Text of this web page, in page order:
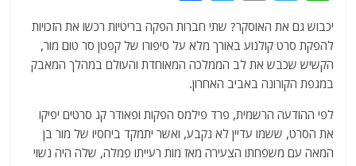
at
s
A
p
p
e
g
ra
m
ai
l
itt
er
c
e
o
o
יכבוש גם את האוסקר? שתי חברות הפקה בריטיות רכשו את הזכויות
להפקת סרט קולנוע באורך מלא על סיפורו של קפטן סר טום מור,
הקשיש שכבש את לב הממלכה המאוחדת והעולם במהלך המאבק
במגפת הקורונה באביב האחרון.
לפי ההודעה הרשמית, פרד פילמס הפקות ופאודר קג סרטים יפיקו
את הסרט, ששמו עדיין לא נקבע, ואשר יתמקד ביחסיו של מור בן
המאה עם משפחתו הצעירה מאז מות רעייתו פמלה, שלה היה נשוי